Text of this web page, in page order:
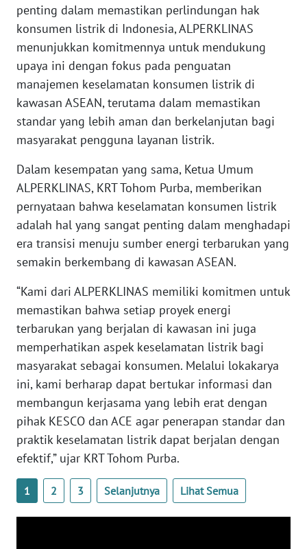
penting dalam memastikan perlindungan hak
konsumen listrik di Indonesia, ALPERKLINAS
menunjukkan komitmennya untuk mendukung
upaya ini dengan fokus pada penguatan
manajemen keselamatan konsumen listrik di
kawasan ASEAN, terutama dalam memastikan
standar yang lebih aman dan berkelanjutan bagi
masyarakat pengguna layanan listrik.
Dalam kesempatan yang sama, Ketua Umum
ALPERKLINAS, KRT Tohom Purba, memberikan
pernyataan bahwa keselamatan konsumen listrik
adalah hal yang sangat penting dalam menghadapi
era transisi menuju sumber energi terbarukan yang
semakin berkembang di kawasan ASEAN.
“Kami dari ALPERKLINAS memiliki komitmen untuk
memastikan bahwa setiap proyek energi
terbarukan yang berjalan di kawasan ini juga
memperhatikan aspek keselamatan listrik bagi
masyarakat sebagai konsumen. Melalui lokakarya
ini, kami berharap dapat bertukar informasi dan
membangun kerjasama yang lebih erat dengan
pihak KESCO dan ACE agar penerapan standar dan
praktik keselamatan listrik dapat berjalan dengan
efektif,” ujar KRT Tohom Purba.
1 2 3 Selanjutnya Lihat Semua
WN
SUMBAR
WN
SUMSEL
BENGKULU
WN
LAMPUNG
WN
WN
NUSANTARA
WN
JOGJA
WN
JATIM
WN
BALI
WN